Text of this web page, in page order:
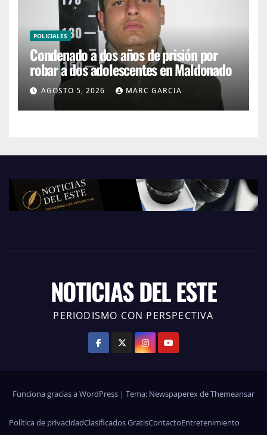
POLICIALES
Condenado a dos años de prisión por
robar a dos adolescentes en Maldonado
AGOSTO 5, 2026 MARC GARCIA
NOTICIAS DEL ESTE
PERIODISMO CON PERSPECTIVA
Funciona gracias a WordPress | Tema: Newspaperex deThemeansar
Política de privacidadClasificados GratisContactoEntretenimiento